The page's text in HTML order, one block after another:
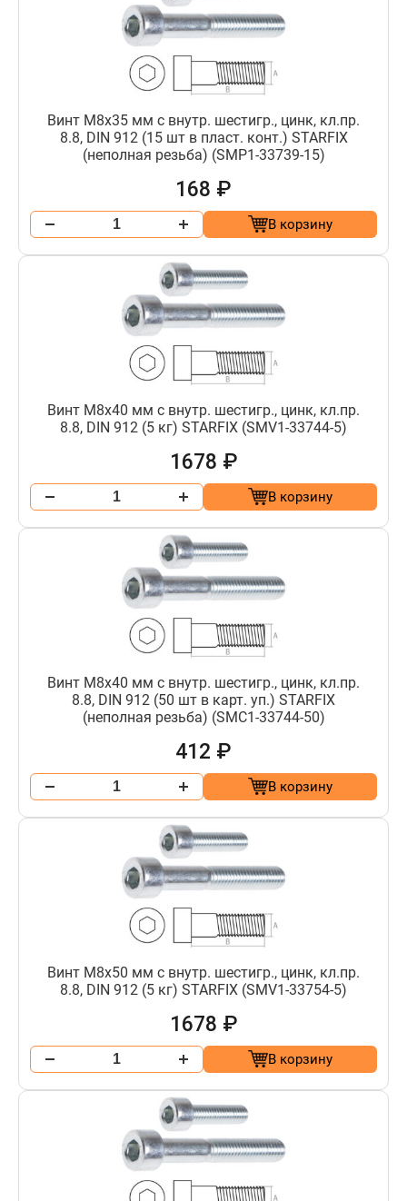
Винт М8х35 мм с внутр. шестигр., цинк, кл.пр.
8.8, DIN 912 (15 шт в пласт. конт.) STARFIX
(неполная резьба) (SMP1-33739-15)
168 ₽
В корзину
Винт М8х40 мм с внутр. шестигр., цинк, кл.пр.
8.8, DIN 912 (5 кг) STARFIX (SMV1-33744-5)
1678 ₽
В корзину
Винт М8х40 мм с внутр. шестигр., цинк, кл.пр.
8.8, DIN 912 (50 шт в карт. уп.) STARFIX
(неполная резьба) (SMC1-33744-50)
412 ₽
В корзину
Винт М8х50 мм с внутр. шестигр., цинк, кл.пр.
8.8, DIN 912 (5 кг) STARFIX (SMV1-33754-5)
1678 ₽
В корзину